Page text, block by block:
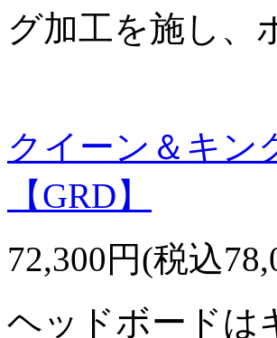
グ加工を施し、
クイーン＆キン
【GRD】
72,300円(税込
ヘッドボードは